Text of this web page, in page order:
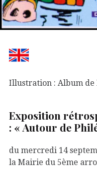
Illustration : Album de
Exposition
: « Autour de
du mercredi 14
la Mairie du 5ème